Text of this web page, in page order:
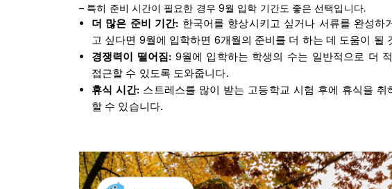
– 특히 준비 시간이 필요한 경우 9월 입학 기간도 좋은 선택입니다.
더 많은 준비 기간: 한국어를 향상시키고 싶거나 서류를 완성
고 싶다면 9월에 입학하면 6개월의 준비를 더 하는 데 도움이 될
경쟁력이 떨어짐: 9월에 입학하는 학생의 수는 일반적으로 더
접근할 수 있도록 도와줍니다.
휴식 시간: 스트레스를 많이 받는 고등학교 시험 후에 휴식을
할 수 있습니다.